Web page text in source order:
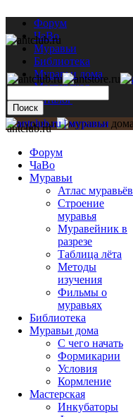
Форум
ЧаВо
Муравьи
Библиотека
Муравьи дома
Мастерская
Каталог
antclub.ru
Форум
ЧаВо
Муравьи
Атлас муравьёв
Строение
муравья
Муравейник в
разрезе
Таблица лёта
Методы
изучения
Фильмы о
муравьях
Библиотека
Муравьи дома
С чего начать
Формикарии
Условия
Кормление
Мастерская
Инкубаторы